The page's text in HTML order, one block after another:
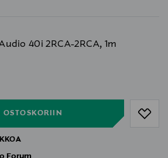
40i 2RCA-2RCA, 1m
OSTOSKORIIN